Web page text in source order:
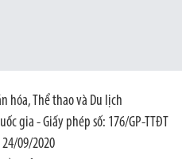
hóa, Thể thao và Du lịch
gia - Giấy phép số: 176/GP-TTĐT
09/2020